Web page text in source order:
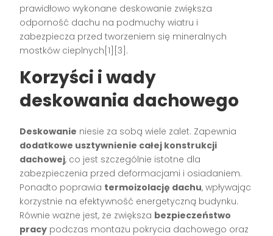
prawidłowo wykonane deskowanie zwiększa
odporność dachu na podmuchy wiatru i
zabezpiecza przed tworzeniem się mineralnych
mostków cieplnych[1][3].
Korzyści i wady
deskowania dachowego
Deskowanie niesie za sobą wiele zalet. Zapewnia
dodatkowe usztywnienie całej konstrukcji
dachowej, co jest szczególnie istotne dla
zabezpieczenia przed deformacjami i osiadaniem.
Ponadto poprawia termoizolację dachu, wpływając
korzystnie na efektywność energetyczną budynku.
Równie ważne jest, że zwiększa bezpieczeństwo
pracy podczas montażu pokrycia dachowego oraz